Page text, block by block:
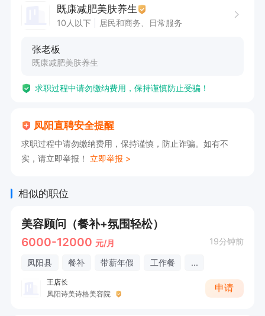
优质服务。
解其需求。
欢迎来电咨询，来电请说凤阳直聘看见谢谢！
（点击下方申请职位 获取联系方式）
既康减肥美肤养生
10人以下 居民和商务、日常服务
张老板
既康减肥美肤养生
求职过程中请勿缴纳费用，保持谨慎防止受骗！
凤阳直聘安全提醒
求职过程中请勿缴纳费用，保持谨慎，防止诈骗。如有不
实，请立即举报！ 立即举报 >
相似的职位
美容顾问（餐补+氛围轻松）
6000-12000 元/月 19分钟前
凤阳县 餐补 带薪年假 工作餐 ...
王店长
凤阳诗美诗格美容院
申请